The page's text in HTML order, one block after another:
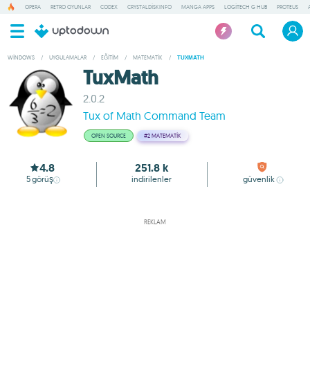
OPERA RETRO OYUNLAR CODEX CRYSTALDISKINFO MANGA APPS LOGITECH G HUB PROTEUS
WINDOWS / UYGULAMALAR / EĞITIM / MATEMATIK / TUXMATH
TuxMath
2.0.2
Tux of Math Command Team
OPEN SOURCE #2 MATEMATIK
4.8
5görüş
251.8 k
indirilenler güvenlik
REKLAM